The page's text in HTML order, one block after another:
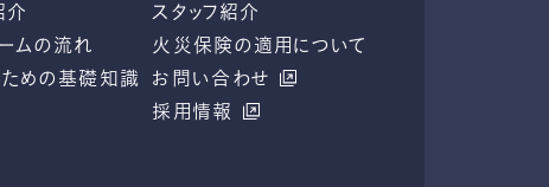
介
ムの流れ
めの基礎知識
スタッフ紹介
火災保険の適用について
お問い合わせ
採用情報